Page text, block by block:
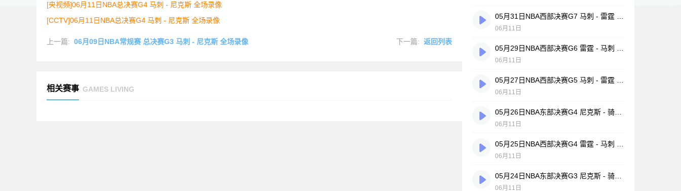
[央视频]06月11日NBA总决赛G4 马刺 - 尼克斯 全场录像
[CCTV]06月11日NBA总决赛G4 马刺 - 尼克斯 全场录像
上一篇: 06月09日NBA常规赛 总决赛G3 马刺 - 尼克斯 全场录像 下一篇: 返回列表
相关赛事 GAMES LIVING
06月11日
06月11日
06月11日
06月11日
06月11日
06月11日